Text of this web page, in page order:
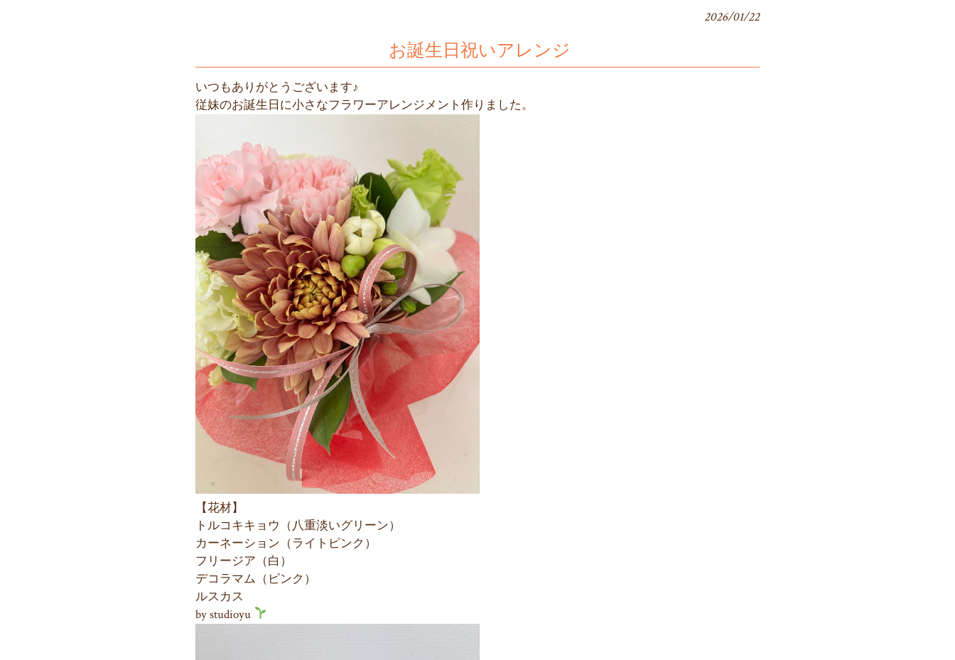
2026/01/22
お誕生日祝いアレンジ
いつもありがとうございます♪
従妹のお誕生日に小さなフラワーアレンジメント作りました。
【花材】
トルコキキョウ（八重淡いグリーン）
カーネーション（ライトピンク）
フリージア（白）
デコラマム（ピンク）
ルスカス
by studioyu